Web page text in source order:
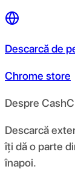
Descarcă de
Chrome store
Despre
Descarcă
îți dă o parte
înapoi.